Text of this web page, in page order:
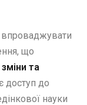
що
та
доступ до
науки